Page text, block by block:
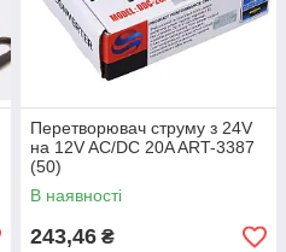
Перетворювач струму з 24V
на 12V AC/DC 20A ART-3387
(50)
В наявності
243,46 ₴